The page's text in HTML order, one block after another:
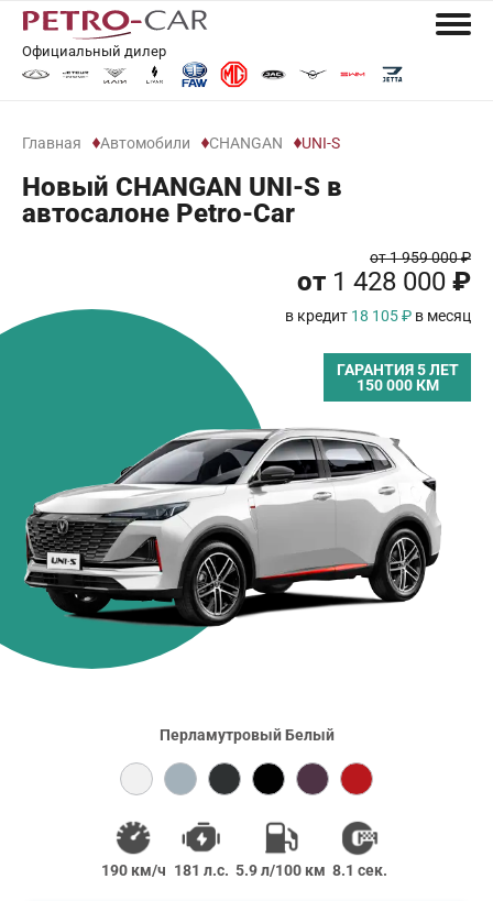
Официальный дилер
Главная Автомобили CHANGAN UNI-S
Новый CHANGAN UNI-S в
автосалоне Petro-Car
от 1 959 000 ₽
от 1 428 000 ₽
в кредит 18 105 ₽ в месяц
ГАРАНТИЯ 5 ЛЕТ
150 000 КМ
190 км/ч 181 л.с. 5.9 л/100 км 8.1 сек.
Перламутровый Белый